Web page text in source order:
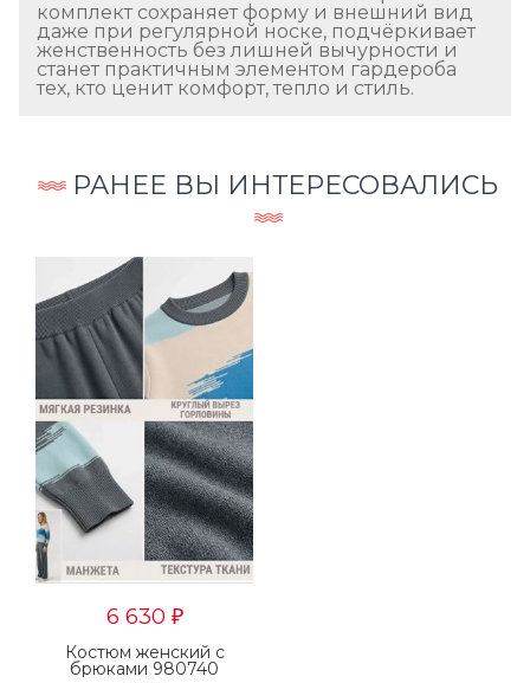
комплект сохраняет форму и внешний вид
даже при регулярной носке, подчёркивает
женственность без лишней вычурности и
станет практичным элементом гардероба
тех, кто ценит комфорт, тепло и стиль.
РАНЕЕ ВЫ ИНТЕРЕСОВАЛИСЬ
6 630 ₽
Костюм женский с
брюками 980740